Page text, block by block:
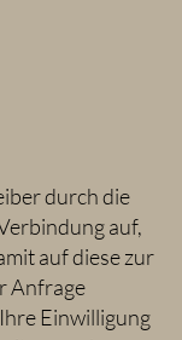
durch die
auf,
auf diese zur
Anfrage
Einwilligung